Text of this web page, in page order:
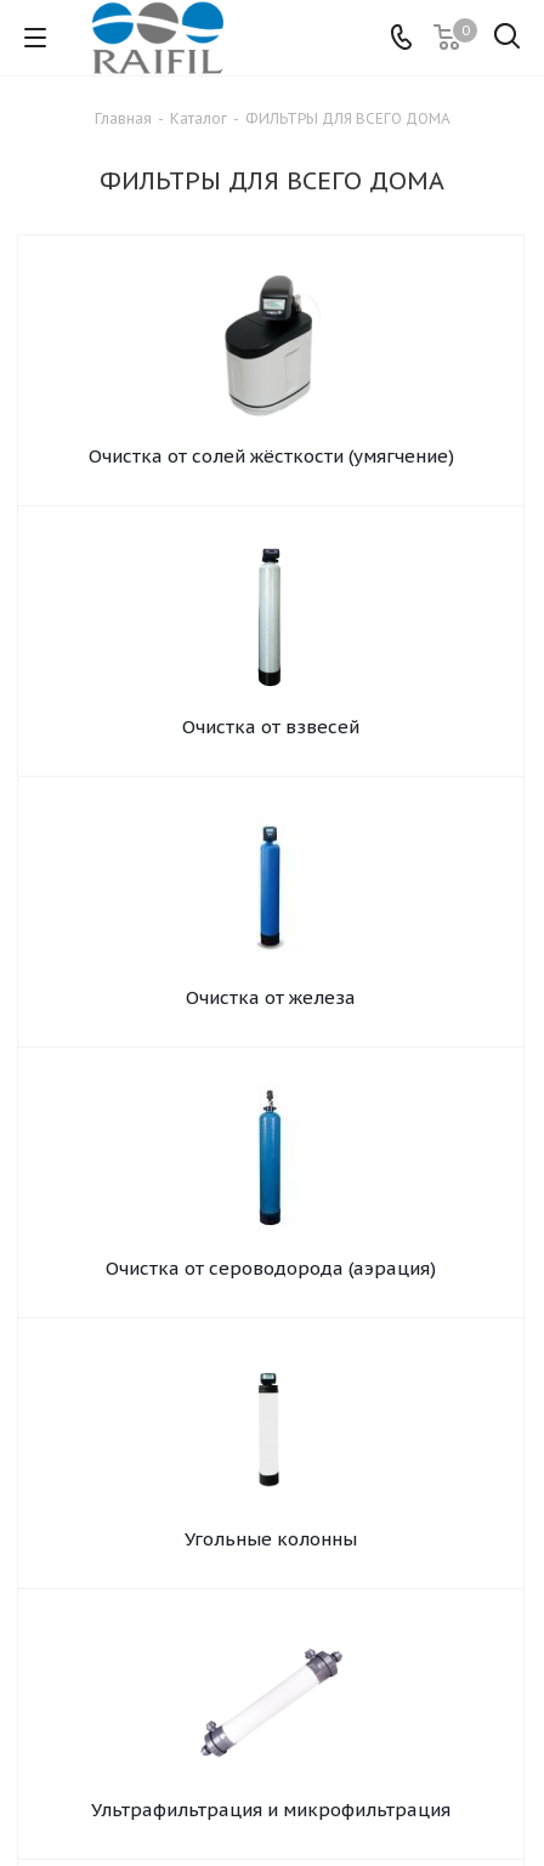
0
Главная - Каталог - ФИЛЬТРЫ ДЛЯ ВСЕГО ДОМА
ФИЛЬТРЫ ДЛЯ ВСЕГО ДОМА
Очистка от солей жёсткости (умягчение)
Очистка от взвесей
Очистка от железа
Очистка от сероводорода (аэрация)
Угольные колонны
Ультрафильтрация и микрофильтрация